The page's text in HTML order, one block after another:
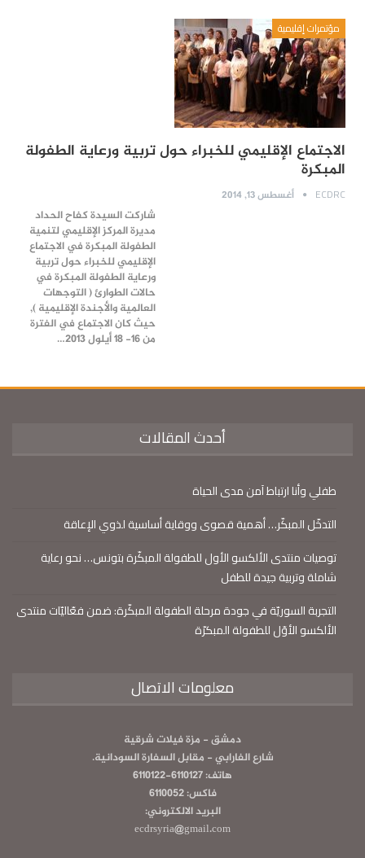
مؤتمرات إقليمية
الاجتماع الإقليمي للخبراء حول تربية ورعاية الطفولة
المبكرة
ECDRC أغسطس 13, 2014
شاركت السيدة كفاح الحداد
مديرة المركز الإقليمي لتنمية
الطفولة المبكرة في الاجتماع
الإقليمي للخبراء حول تربية
ورعاية الطفولة المبكرة في
حالات الطوارئ ( التوجهات
العالمية والأجندة الإقليمية ),
حيث كان الاجتماع في الفترة
من 16- 18 أيلول 2013…
أحدث المقالات
طفلي وأنا ارتباط آمن مدى الحياة
التدخّل المبكّر… أهمية قصوى ووقاية أساسية لذوي الإعاقة
توصيات منتدى الألكسو الأول للطفولة المبكّرة بتونس… نحو رعاية
شاملة وتربية جيدة للطفل
التجربة السوريّة في جودة مرحلة الطفولة المبكّرة: ضمن فعّاليّات منتدى
الألكسو الأوّل للطفولة المبكرّة
معلومات الاتصال
دمشق - مزة فيلات شرقية
شارع الفارابي - مقابل السفارة السودانية.
هاتف: 6110127-6110122
فاكس: 6110052
البريد الالكتروني:
ecdrsyria@gmail.com